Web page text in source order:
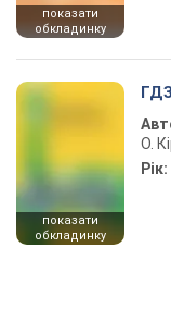
показати
обкладинку
показати
обкладинку
О.
Рік: